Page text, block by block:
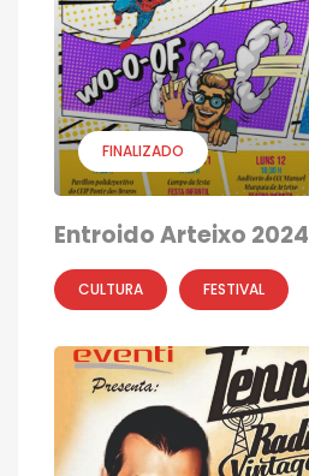
FINALIZADO
Entroido Arteixo 2024
CULTURA FESTIVAL